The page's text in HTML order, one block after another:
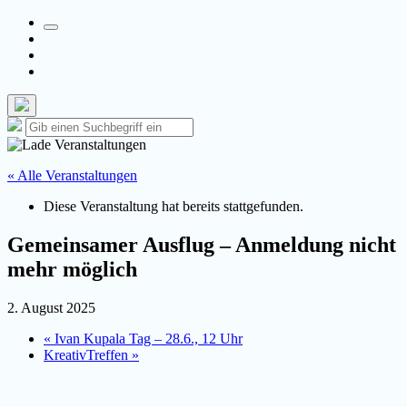
Suchfeld
Such-
Overlay
verbergen
Suche
nach:
Suchen
« Alle Veranstaltungen
Diese Veranstaltung hat bereits stattgefunden.
Gemeinsamer Ausflug – Anmeldung nicht
mehr möglich
2. August 2025
« Ivan Kupala Tag – 28.6., 12 Uhr
KreativTreffen »